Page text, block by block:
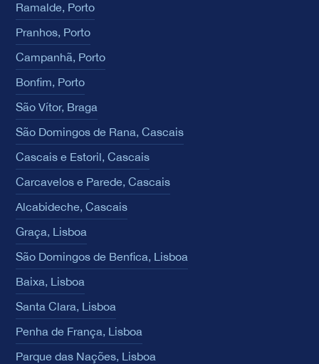
Ramalde, Porto
Pranhos, Porto
Campanhã, Porto
Bonfim, Porto
São Vítor, Braga
São Domingos de Rana, Cascais
Cascais e Estoril, Cascais
Carcavelos e Parede, Cascais
Alcabideche, Cascais
Graça, Lisboa
São Domingos de Benfica, Lisboa
Baixa, Lisboa
Santa Clara, Lisboa
Penha de França, Lisboa
Parque das Nações, Lisboa